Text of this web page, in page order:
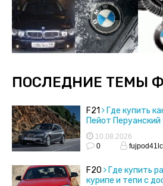
ПОСЛЕДНИЕ ТЕМЫ
F21
Где купить
Пейот
кактусы
10.08.2026
0
fujpod41lc
F20
Где купить
курипе и тепи с